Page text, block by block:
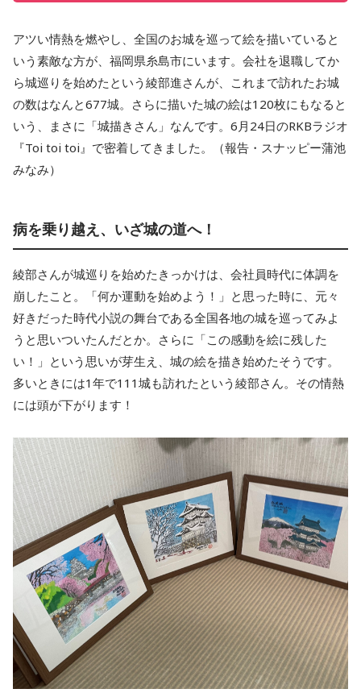
アツい情熱を燃やし、全国のお城を巡って絵を描いていると
いう素敵な方が、福岡県糸島市にいます。会社を退職してか
ら城巡りを始めたという綾部進さんが、これまで訪れたお城
の数はなんと677城。さらに描いた城の絵は120枚にもなると
いう、まさに「城描きさん」なんです。6月24日のRKBラジオ
『Toi toi toi』で密着してきました。（報告・スナッピー蒲池
みなみ）
病を乗り越え、いざ城の道へ！
綾部さんが城巡りを始めたきっかけは、会社員時代に体調を
崩したこと。「何か運動を始めよう！」と思った時に、元々
好きだった時代小説の舞台である全国各地の城を巡ってみよ
うと思いついたんだとか。さらに「この感動を絵に残した
い！」という思いが芽生え、城の絵を描き始めたそうです。
多いときには1年で111城も訪れたという綾部さん。その情熱
には頭が下がります！